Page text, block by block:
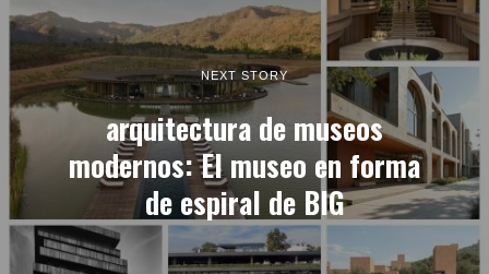
NEXT STORY
arquitectura de museos
modernos: El museo en forma
de espiral de BIG